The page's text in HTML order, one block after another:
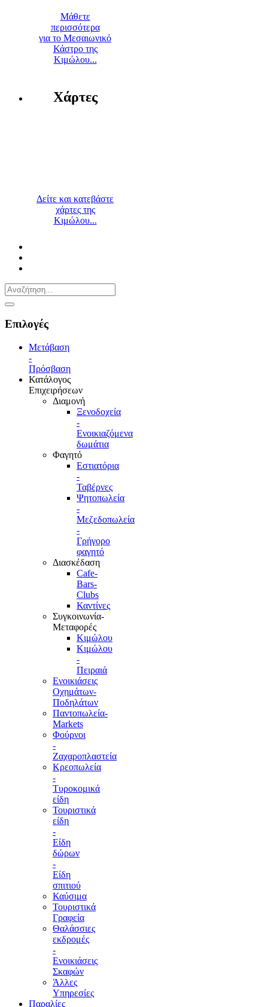
Μάθετε
περισσότερα
για το Μεσαιωνικό
Κάστρο της
Κιμώλου...
Χάρτες
Δείτε και κατεβάστε
χάρτες της
Κιμώλου...
Επιλογές
Μετάβαση
-
Πρόσβαση
Κατάλογος
Επιχειρήσεων
Διαμονή
Ξενοδοχεία
-
Ενοικιαζόμενα
δωμάτια
Φαγητό
Εστιατόρια
-
Ταβέρνες
Ψητοπωλεία
-
Μεζεδοπωλεία
-
Γρήγορο
φαγητό
Διασκέδαση
Cafe-
Bars-
Clubs
Καντίνες
Συγκοινωνία-
Μεταφορές
Κιμώλου
Κιμώλου
-
Πειραιά
Ενοικιάσεις
Οχημάτων-
Ποδηλάτων
Παντοπωλεία-
Markets
Φούρνοι
-
Ζαχαροπλαστεία
Κρεοπωλεία
-
Τυροκομικά
είδη
Τουριστικά
είδη
-
Είδη
δώρων
-
Είδη
σπιτιού
Καύσιμα
Τουριστικά
Γραφεία
Θαλάσσιες
εκδρομές
-
Ενοικιάσεις
Σκαφών
Άλλες
Υπηρεσίες
Παραλίες